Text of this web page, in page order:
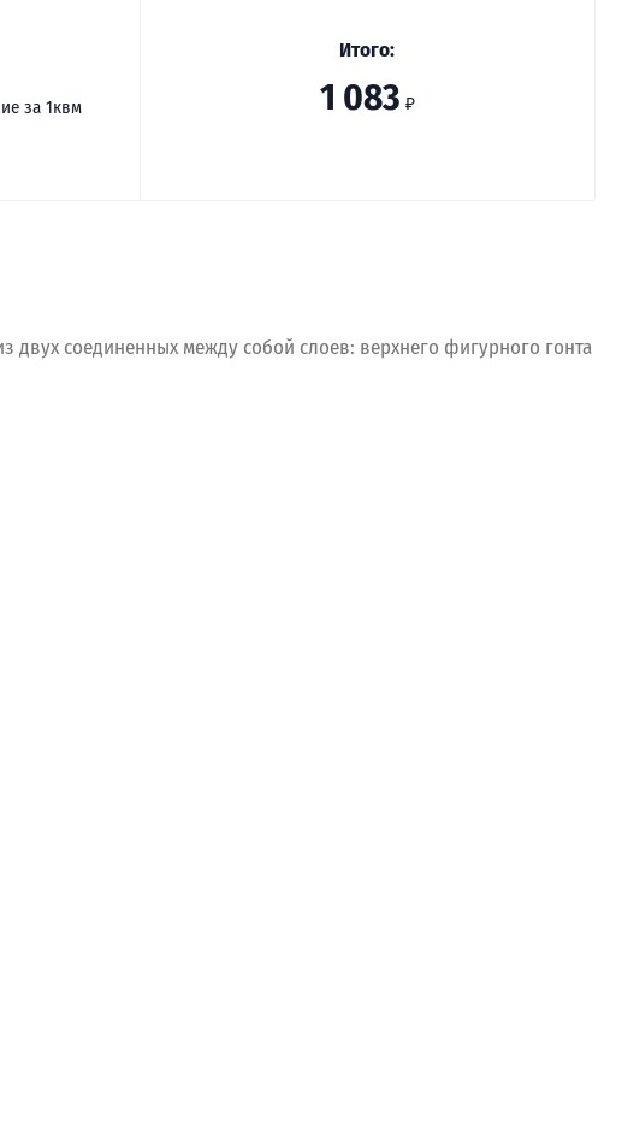
за 1квм
Итого:
1 083 ₽
двух соединенных между собой слоев: верхнего фигурного гонта